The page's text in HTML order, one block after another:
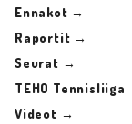
Ennakot →
Raportit →
Seurat →
TEHO Tennisliiga
Videot →